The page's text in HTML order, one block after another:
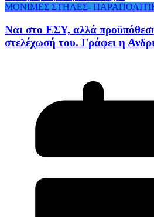
ΜΟΝΙΜΕΣ ΣΤΗΛΕΣ-
Ναι στο ΕΣΥ, αλλά
στελέχωσή του. Γράφει η